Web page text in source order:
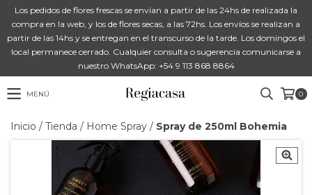
Los pedidos de flores frescas se envían a partir de las 24hs de realizada la
compra en la web, y los de flores secas, a las 72hs. Los envíos se realizan a
partir de las 14hs y se entregan en el transcurso de la tarde. Los domingos el
local permanece cerrado. Cualquier consulta o sugerencia comunicarse a
nuestro WhatsApp: +54 9 113 868 8864
MENÚ 0
Inicio / Tienda / Home Spray / Spray de 250ml Bohemia